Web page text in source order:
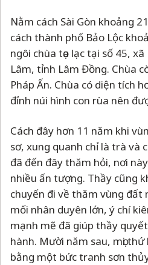
Nằm cách Sài Gòn khoảng
cách thành phố Bảo Lộc
ngôi chùa tọa lạc tại số 45,
Lâm, tỉnh Lâm Đồng. Chùa
Pháp Ấn. Chùa có diện tích
đỉnh núi hình con rùa nên
Cách đây hơn 11 năm khi
sơ, xung quanh chỉ là trà và
đã đến đây thăm hỏi, nơi
nhiều ấn tượng. Thầy cũng
chuyến đi về thăm vùng đất
mối nhân duyên lớn, ý chí
mạnh mẽ đã giúp thầy quyết
hành. Mười năm sau, mọi
bằng một bức tranh sơn